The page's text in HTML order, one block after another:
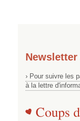
Newsletter
› Pour suivre les
à la lettre
Coups